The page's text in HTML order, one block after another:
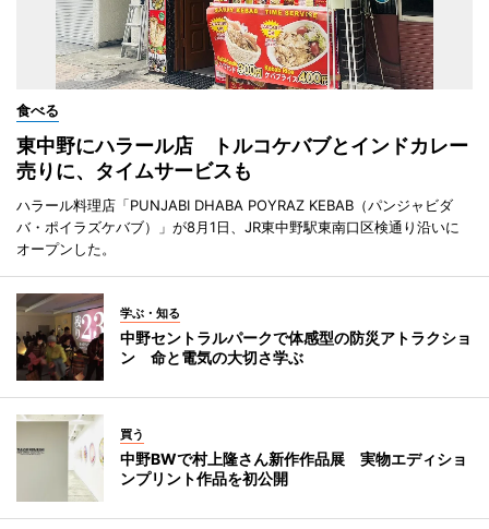
食べる
東中野にハラール店 トルコケバブとインドカレー
売りに、タイムサービスも
ハラール料理店「PUNJABI DHABA POYRAZ KEBAB（パンジャビダ
バ・ポイラズケバブ）」が8月1日、JR東中野駅東南口区検通り沿いに
オープンした。
学ぶ・知る
中野セントラルパークで体感型の防災アトラクショ
ン 命と電気の大切さ学ぶ
買う
中野BWで村上隆さん新作作品展 実物エディショ
ンプリント作品を初公開